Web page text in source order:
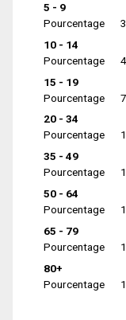
5 - 9
Pourcentage
10 - 14
Pourcentage
15 - 19
Pourcentage
20 - 34
Pourcentage
35 - 49
Pourcentage
50 - 64
Pourcentage
65 - 79
Pourcentage
80+
Pourcentage